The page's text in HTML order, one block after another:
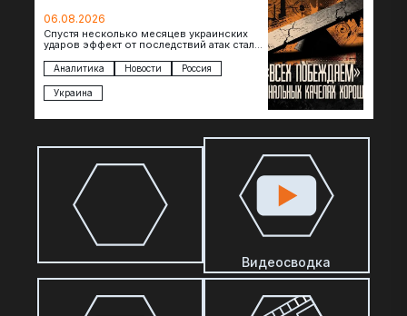
06.08.2026
Спустя несколько месяцев украинских
ударов эффект от последствий атак стал
коллапса розничной торговли не…
Аналитика Новости Россия
Украина
Видеосводка